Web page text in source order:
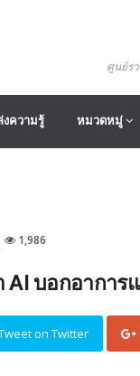
ศูนย์ร
ความรู้ หมวดหมู่
1,986
บอกอาการ
on Twitter